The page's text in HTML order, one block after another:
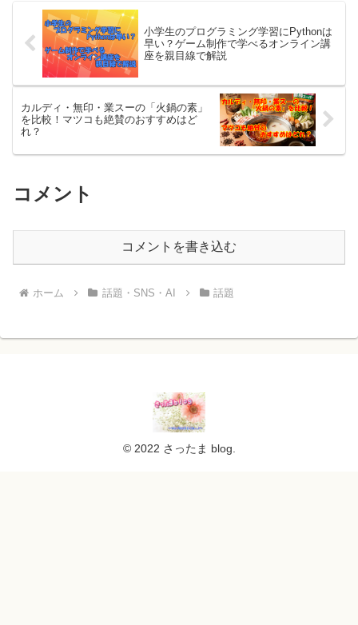
小学生のプログラミング学習にPythonは
早い？ゲーム制作で学べるオンライン講
座を親目線で解説
カルディ・無印・業スーの「火鍋の素」
を比較！マツコも絶賛のおすすめはど
れ？
コメント
コメントを書き込む
ホーム 話題・SNS・AI 話題
© 2022 さったま blog.